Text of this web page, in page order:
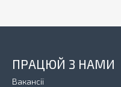
ПРАЦЮЙ З НАМИ
Вакансії